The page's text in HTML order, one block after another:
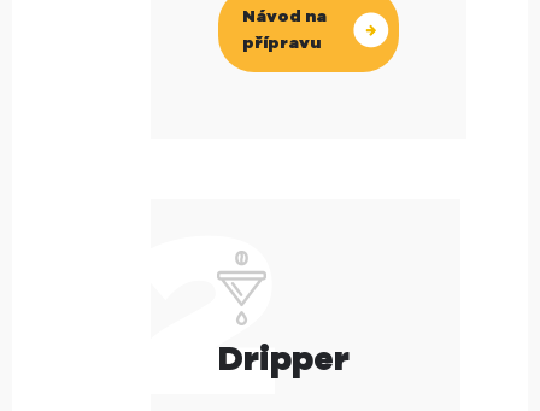
Návod na
přípravu
Dripper